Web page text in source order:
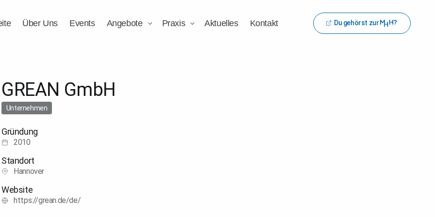
Über Uns Events Angebote Praxis Aktuelles Kontakt Du gehörst zur ?
GREAN GmbH
Unternehmen
Gründung
2010
Standort
Hannover
Website
https://grean.de/de/